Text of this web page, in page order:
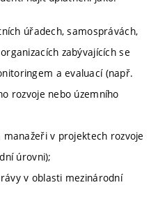
úřadech, samosprávách,
zabývajících se
a evaluací (např.
rozvoje nebo územního
v projektech rozvoje
úrovni);
v oblasti mezinárodní